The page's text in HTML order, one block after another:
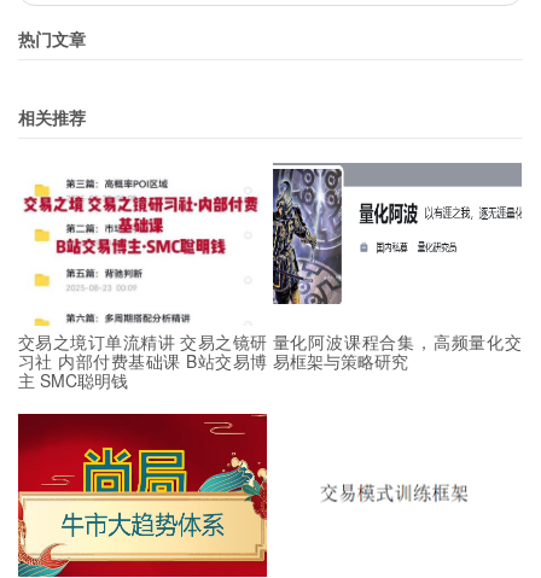
热门文章
相关推荐
交易之境订单流精讲 交易之镜研
习社 内部付费基础课 B站交易博
主 SMC聪明钱
量化阿波课程合集，高频量化交
易框架与策略研究